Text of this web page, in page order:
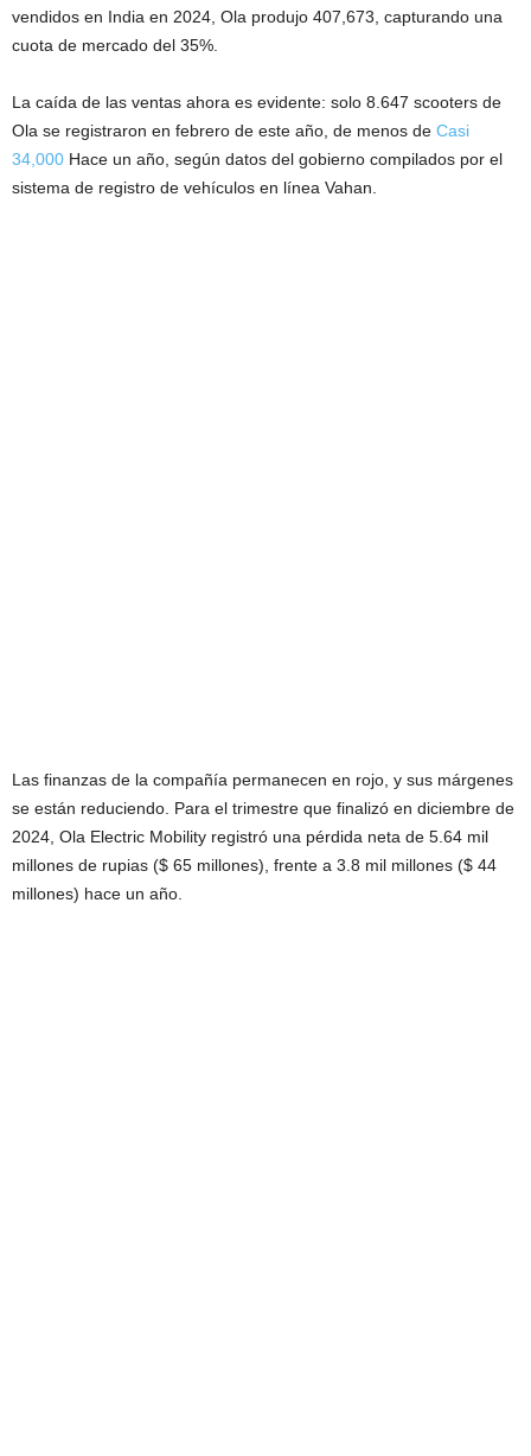
vendidos en India en 2024, Ola produjo 407,673, capturando una
cuota de mercado del 35%.
La caída de las ventas ahora es evidente: solo 8.647 scooters de
Ola se registraron en febrero de este año, de menos de Casi
34,000 Hace un año, según datos del gobierno compilados por el
sistema de registro de vehículos en línea Vahan.
Las finanzas de la compañía permanecen en rojo, y sus márgenes
se están reduciendo. Para el trimestre que finalizó en diciembre de
2024, Ola Electric Mobility registró una pérdida neta de 5.64 mil
millones de rupias ($ 65 millones), frente a 3.8 mil millones ($ 44
millones) hace un año.